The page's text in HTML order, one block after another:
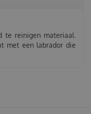
te reinigen materiaal.
met een labrador die